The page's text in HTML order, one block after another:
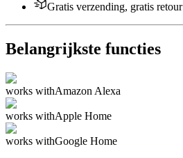
Gratis verzending, gratis retour
Belangrijkste functies
works withAmazon Alexa
works withApple Home
works withGoogle Home